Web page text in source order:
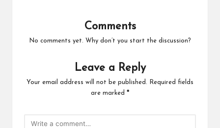
Comments
No comments yet. Why don’t you start the discussion?
Leave a Reply
Your email address will not be published.
Required fields
are marked *